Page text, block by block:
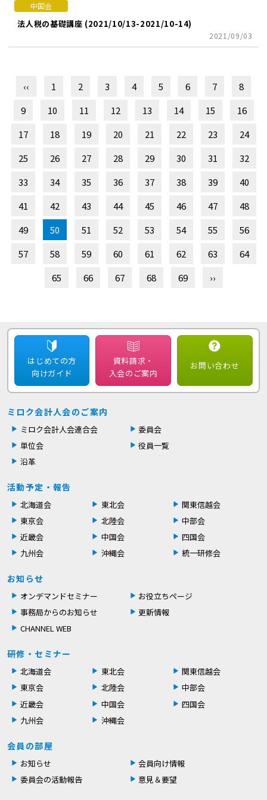
中国会
法人税の基礎講座 (2021/10/13-2021/10-14)
2021/09/03
‹‹ 1 2 3 4 5 6 7
8
9
10 11 12 13 14 15
16
17
18 19 20 21 22 23
24
25
26 27 28 29 30 31
32
33
34 35 36 37 38 39
40
41
42 43 44 45 46 47
48
49
50 51 52 53 54 55
56
57
58 59 60 61 62 63
64
65
66 67 68 69 ››
はじめての方
向けガイド
資料請求・
入会のご案内
お問い合わせ
ミロク会計人会のご案内
ミロク会計人会連合会
委員会
単位会
役員一覧
沿革
活動予定・報告
北海道会 東北会
関東信越会
東京会
北陸会
中部会
近畿会
中国会
四国会
九州会
沖縄会 統一研修会
お知らせ
オンデマンドセミナー
お役立ちページ
事務局からのお知らせ
更新情報
CHANNEL WEB
研修・セミナー
北海道会 東北会
関東信越会
東京会
北陸会
中部会
近畿会
中国会
四国会
九州会
沖縄会
会員の部屋
お知らせ
会員向け情報
委員会の活動報告
意見＆要望